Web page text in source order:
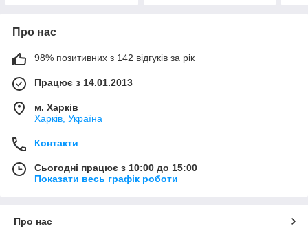
Про нас
98% позитивних з 142 відгуків за рік
Працює з 14.01.2013
м. Харків
Харків, Україна
Контакти
Сьогодні працює з 10:00 до 15:00
Показати весь графік роботи
Про нас